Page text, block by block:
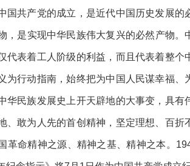
国共产党的成立，是近代中国历史发展
，是实现中华民族伟大复兴的必然产物
代表着工人阶级的利益，而且代表着整
为行动指南，始终把为中国人民谋幸福
华民族发展史上开天辟地的大事变，具
、敢为人先的首创精神，坚定理想、百
革命精神之源、精神之基、精神之本。